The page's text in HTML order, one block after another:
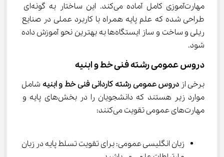
مهارت‌آموزی کامل آماده می‌کند. این ساختار به گونه‌ای
طراحی شده که علم پایه همراه با کاربرد عملی در صنایع
ریلی و ساخت و ساز ایستگاه‌ها به بهترین نحو آموزش داده
شود.
دروس عمومی رشته فنی خط و ابنیه
برخی از دروس عمومی رشته کاردانی فنی خط و ابنیه شامل
موارد زیر هستند که دانشجویان را در بخش‌های پایه و
مهارت‌های عمومی تقویت می‌کنند:
زبان انگلیسی عمومی: برای تقویت تسلط پایه در زبان